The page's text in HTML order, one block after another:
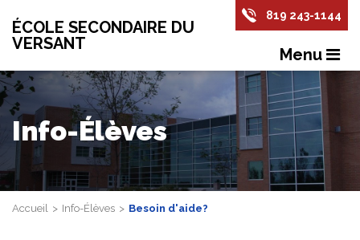
ÉCOLE SECONDAIRE DU
VERSANT
819 243-1144
Menu
Info-Élèves
Accueil Info-Élèves Besoin d'aide?